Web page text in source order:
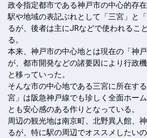
政令指定都市である神戸市の中心的存在
駅や地域の表記ぶれとして「三宮」と
るが、後者は主にJRなどで使われるこ
る。
本来、神戸市の中心地とは現在の「神
が、都市開発などの諸要因により行政
と移っていった。
そんな市の中心地である三宮に所在す
宮」は阪急神戸線でも珍しく全面ホー
とも安心感のある作りとなっている。
周辺の観光地は南京町、北野異人館、
るが、特に駅の周辺でオススメしたい